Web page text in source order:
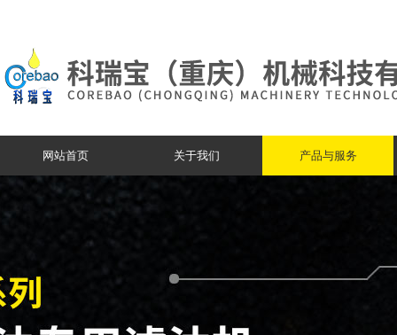
网站首页 关于我们 产品与服务